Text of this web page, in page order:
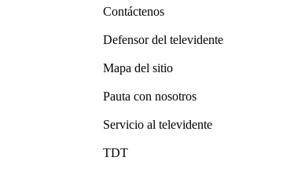
Contáctenos
Defensor del televidente
Mapa del sitio
Pauta con nosotros
Servicio al televidente
TDT